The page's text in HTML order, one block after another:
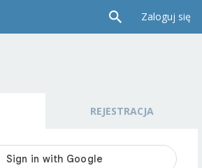
Zaloguj się
REJESTRACJA